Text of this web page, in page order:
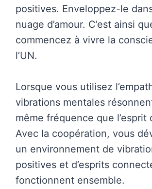
positives. Enveloppez-le
nuage d’amour. C’est ainsi
commencez à vivre la
l’UN.
Lorsque vous utilisez
vibrations mentales
même fréquence que l’esprit
Avec la coopération, vous
un environnement de
positives et d’esprits
fonctionnent ensemble.